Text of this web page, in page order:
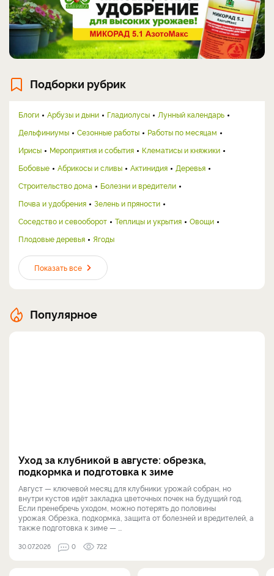
Подборки рубрик
Блоги Арбузы и дыни Гладиолусы
Лунный календарь
Дельфиниумы
Сезонные работы
Работы по месяцам
Ирисы
Мероприятия и события
Клематисы и княжики
Бобовые
Абрикосы и сливы Актинидия
Деревья
Строительство дома
Болезни и вредители
Почва и удобрения
Зелень и пряности
Соседство и севооборот
Теплицы и укрытия
Овощи
Плодовые деревья
Ягоды
Показать все
Популярное
Уход за клубникой в августе: обрезка,
подкормка и подготовка к зиме
Август — ключевой месяц для клубники: урожай собран, но
внутри кустов идёт закладка цветочных почек на будущий год.
Если пренебречь уходом, можно потерять до половины
урожая. Обрезка, подкормка, защита от болезней и вредителей, а
также подготовка к зиме — ...
30.07.2026 0 722